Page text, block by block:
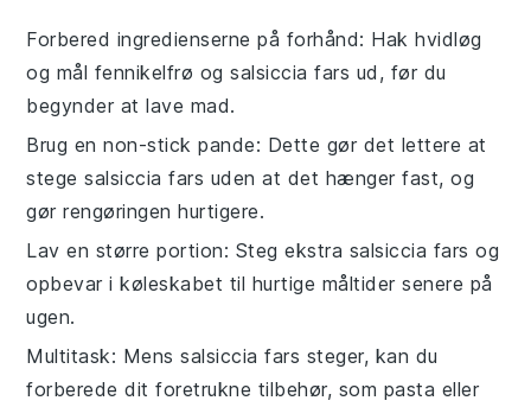
Forbered ingredienserne på forhånd: Hakhvidløg
og mål fennikelfrø ogsalsiccia fars ud, før du
begynder at lave mad.
Brug en non-stick pande: Dette gør det lettere at
stegesalsiccia fars uden at det hænger fast, og
gør rengøringen hurtigere.
Lav en større portion: Steg ekstra salsiccia fars og
opbevar i køleskabet til hurtige måltider senere på
ugen.
Multitask: Menssalsiccia fars steger, kan du
forberede dit foretrukne tilbehør, som pasta eller